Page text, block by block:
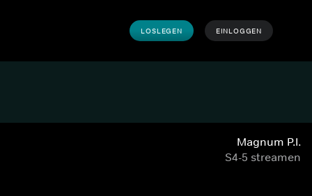
LOSLEGEN EINLOGGEN
Magnum P.I.
S4-5 streamen